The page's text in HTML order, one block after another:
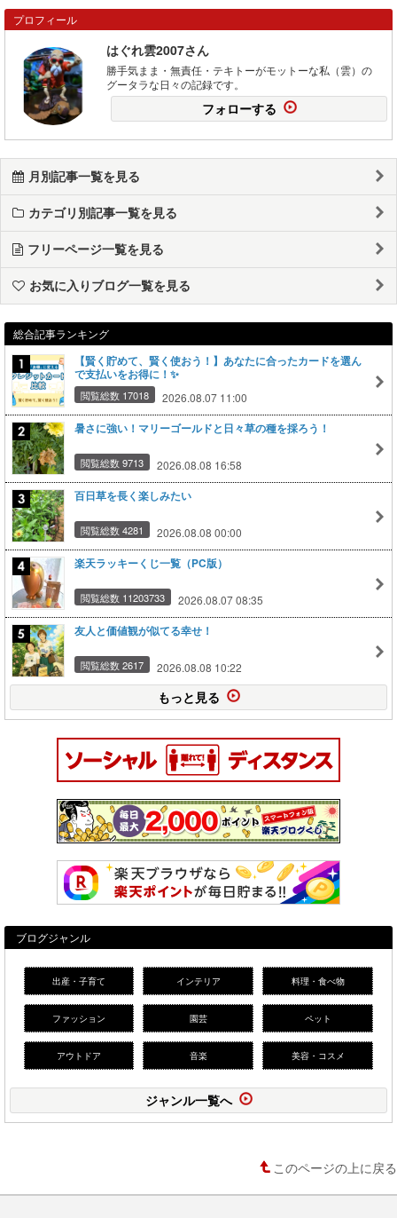
プロフィール
はぐれ雲2007さん
勝手気まま・無責任・テキトーがモットーな私（雲）の
グータラな日々の記録です。
フォローする
月別記事一覧を見る
カテゴリ別記事一覧を見る
フリーページ一覧を見る
お気に入りブログ一覧を見る
総合記事ランキング
【賢く貯めて、賢く使おう！】あなたに合ったカードを選ん
で支払いをお得に！✨
閲覧総数 17018 2026.08.07 11:00
暑さに強い！マリーゴールドと日々草の種を採ろう！
閲覧総数 9713 2026.08.08 16:58
百日草を長く楽しみたい
閲覧総数 4281 2026.08.08 00:00
楽天ラッキーくじ一覧（PC版）
閲覧総数 11203733 2026.08.07 08:35
友人と価値観が似てる幸せ！
閲覧総数 2617 2026.08.08 10:22
もっと見る
ブログジャンル
出産・子育て インテリア 料理・食べ物
ファッション 園芸 ペット
アウトドア 音楽 美容・コスメ
ジャンル一覧へ
このページの上に戻る